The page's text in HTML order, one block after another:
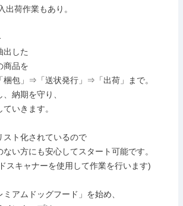
出した
商品を
梱包」⇒「送状発行」⇒「出荷」まで。
納期を守り、
いきます。
ト化されているので
い方にも安心してスタート可能です。
スキャナーを使用して作業を行います)
ミアムドッグフード」を始め、